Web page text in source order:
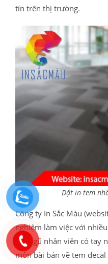
tín trên thị trường.
Đặt in tem
Công ty In Sắc Màu
nghiệm làm việc với
đội ngũ nhân viên có tay
môn bài bản về tem